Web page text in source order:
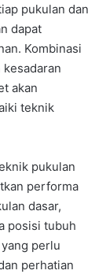
pukulan dan
dapat
Kombinasi
akan
teknik
pukulan
performa
dasar,
posisi tubuh
perlu
perhatian